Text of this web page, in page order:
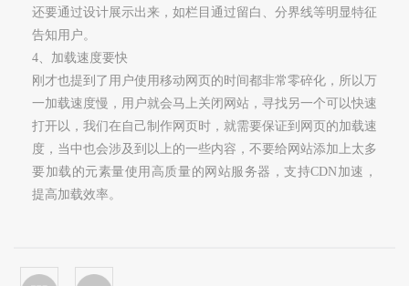
还要通过设计展示出来，如栏目通过留白、分界线等明显特征
告知用户。
4、加载速度要快
刚才也提到了用户使用移动网页的时间都非常零碎化，所以万
一加载速度慢，用户就会马上关闭网站，寻找另一个可以快速
打开以，我们在自己制作网页时，就需要保证到网页的加载速
度，当中也会涉及到以上的一些内容，不要给网站添加上太多
要加载的元素量使用高质量的网站服务器，支持CDN加速，
提高加载效率。